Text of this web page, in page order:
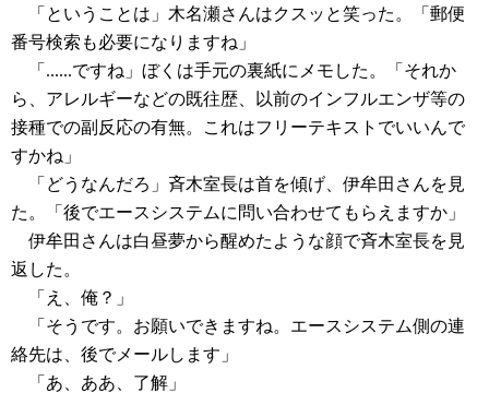
「ということは」木名瀬さんはクスッと笑った。「郵便
番号検索も必要になりますね」
「......ですね」ぼくは手元の裏紙にメモした。「それか
ら、アレルギーなどの既往歴、以前のインフルエンザ等の
接種での副反応の有無。これはフリーテキストでいいんで
すかね」
「どうなんだろ」斉木室長は首を傾げ、伊牟田さんを見
た。「後でエースシステムに問い合わせてもらえますか」
伊牟田さんは白昼夢から醒めたような顔で斉木室長を見
返した。
「え、俺？」
「そうです。お願いできますね。エースシステム側の連
絡先は、後でメールします」
「あ、ああ、了解」